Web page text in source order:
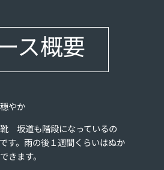
ス概要
やか
坂道も階段になっているの
す。雨の後１週間くらいはぬか
きます。